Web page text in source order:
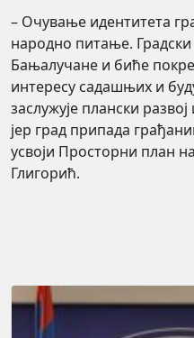
– Очување идентитета
народно питање.
Бањалучане и биће
интересу садашњих и
заслужује плански
јер град припада
усвоји Просторни план
Глигорић.